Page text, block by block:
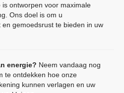
ontworpen voor maximale
Ons doel is om u
gemoedsrust te bieden in uw
energie? Neem vandaag nog
te ontdekken hoe onze
kunnen verlagen en uw